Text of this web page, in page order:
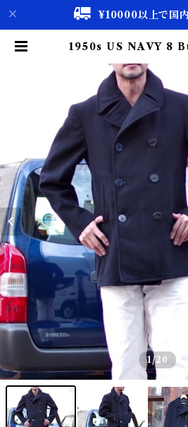
¥10000以上で国
1950s US NAVY 8
ボタン | 古着屋 仙台
& Vintage 通
1/20